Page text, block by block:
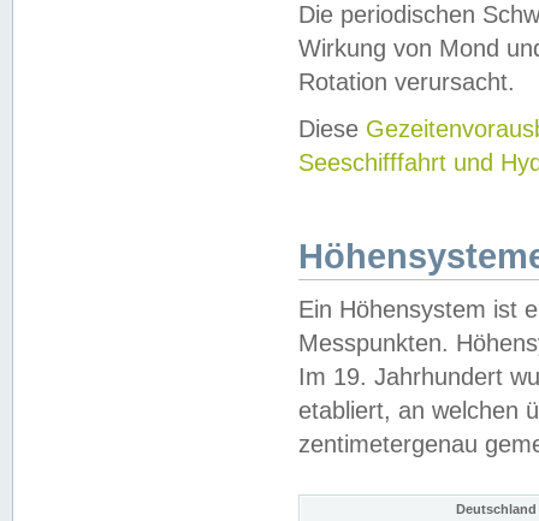
Die periodischen
Wirkung von Mond
Rotation verursacht.
Diese
Seeschifffahrt und
Ein Höhensystem ist
Messpunkten.
Im 19. Jahrhundert
etabliert, an welchen
zentimetergenau